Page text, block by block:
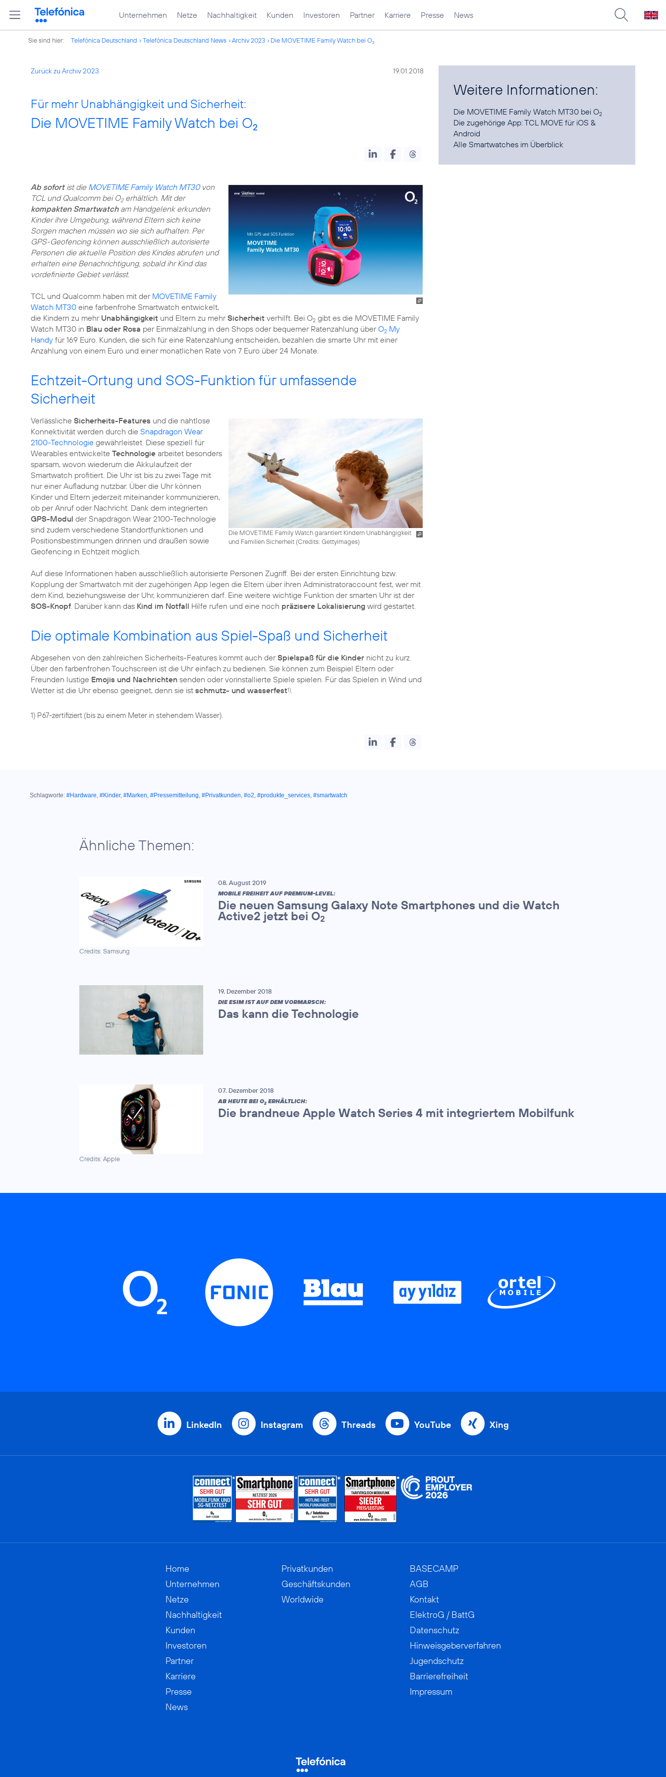
Unternehmen Netze Nachhaltigkeit Kunden Investoren Partner Karriere Presse News
Sie sind hier: Telefónica Deutschland Telefónica Deutschland News Archiv 2023 Die MOVETIME Family Watch bei O2
Zurück zu Archiv 2023 19.01.2018
Für mehr Unabhängigkeit und Sicherheit:
Die MOVETIME Family Watch bei O2
Ab sofortist die MOVETIME Family Watch MT30von
TCL und Qualcomm bei O2erhältlich. Mit der
kompakten Smartwatcham Handgelenk erkunden
Kinder ihre Umgebung, während Eltern sich keine
Sorgen machen müssen wo sie sich aufhalten. Per
GPS-Geofencing können ausschließlich autorisierte
Personen die aktuelle Position des Kindes abrufen und
erhalten eine Benachrichtigung, sobald ihr Kind das
vordefinierte Gebiet verlässt.
TCL und Qualcomm haben mit der MOVETIME Family
Watch MT30 eine farbenfrohe Smartwatch entwickelt,
die Kindern zu mehr Unabhängigkeit und Eltern zu mehrSicherheit verhilft. Bei O2 gibt es die MOVETIME Family
Watch MT30 in Blau oder Rosa per Einmalzahlung in den Shops oder bequemer Ratenzahlung überO2 My
Handy für 169 Euro. Kunden, die sich für eine Ratenzahlung entscheiden, bezahlen die smarte Uhr mit einer
Anzahlung von einem Euro und einer monatlichen Rate von 7 Euro über 24 Monate.
Echtzeit-Ortung und SOS-Funktion für umfassende
Sicherheit
Die MOVETIME Family Watch garantiert Kindern Unabhängigkeit
und Familien Sicherheit (Credits: Gettyimages)
Verlässliche Sicherheits-Features und die nahtlose
Konnektivität werden durch die Snapdragon Wear
2100-Technologie gewährleistet. Diese speziell für
Wearables entwickelte Technologie arbeitet besonders
sparsam, wovon wiederum die Akkulaufzeit der
Smartwatch profitiert. Die Uhr ist bis zu zwei Tage mit
nur einer Aufladung nutzbar. Über die Uhr können
Kinder und Eltern jederzeit miteinander kommunizieren,
ob per Anruf oder Nachricht. Dank dem integrierten
GPS-Modul der Snapdragon Wear 2100-Technologie
sind zudem verschiedene Standortfunktionen und
Positionsbestimmungen drinnen und draußen sowie
Geofencing in Echtzeit möglich.
Auf diese Informationen haben ausschließlich autorisierte Personen Zugriff. Bei der ersten Einrichtung bzw.
Kopplung der Smartwatch mit der zugehörigen App legen die Eltern über ihren Administratoraccount fest, wer mit
dem Kind, beziehungsweise der Uhr, kommunizieren darf. Eine weitere wichtige Funktion der smarten Uhr ist der
SOS-Knopf. Darüber kann das Kind im Notfall Hilfe rufen und eine noch präzisere Lokalisierung wird gestartet.
Die optimale Kombination aus Spiel-Spaß und Sicherheit
Abgesehen von den zahlreichen Sicherheits-Features kommt auch derSpielspaß für die Kinder nicht zu kurz.
Über den farbenfrohen Touchscreen ist die Uhr einfach zu bedienen. Sie können zum Beispiel Eltern oder
Freunden lustige Emojis und Nachrichten senden oder vorinstallierte Spiele spielen. Für das Spielen in Wind und
Wetter ist die Uhr ebenso geeignet, denn sie ist schmutz- und wasserfest1).
1) P67-zertifiziert (bis zu einem Meter in stehendem Wasser).
Weitere Informationen:
Die MOVETIME Family Watch MT30 bei O2
Die zugehörige App: TCL MOVE für iOS &
Android
AlleSmartwatches im Überblick
Schlagworte: #Hardware, #Kinder, #Marken, #Pressemitteilung, #Privatkunden, #o2, #produkte_services, #smartwatch
Ähnliche Themen:
Credits: Samsung
08. August 2019
MOBILE FREIHEIT AUF PREMIUM-LEVEL:
Die neuen Samsung Galaxy Note Smartphones und die Watch
Active2 jetzt bei O2
19. Dezember 2018
DIE ESIM IST AUF DEM VORMARSCH:
Das kann die Technologie
Credits: Apple
07. Dezember 2018
AB HEUTE BEI O2 ERHÄLTLICH:
Die brandneue Apple Watch Series 4 mit integriertem Mobilfunk
LinkedIn Instagram Threads YouTube Xing
Home
Unternehmen
Netze
Nachhaltigkeit
Kunden
Investoren
Partner
Karriere
Presse
News
Privatkunden
Geschäftskunden
Worldwide
BASECAMP
AGB
Kontakt
ElektroG / BattG
Datenschutz
Hinweisgeberverfahren
Jugendschutz
Barrierefreiheit
Impressum